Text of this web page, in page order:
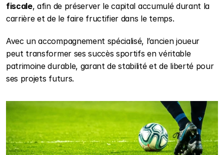
fiscale, afin de préserver le capital accumulé durant la
carrière et de le faire fructifier dans le temps.
Avec un accompagnement spécialisé, l’ancien joueur
peut transformer ses succès sportifs en véritable
patrimoine durable, garant de stabilité et de liberté pour
ses projets futurs.